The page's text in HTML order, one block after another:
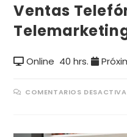
Ventas
Online 40 hrs.
COMENTARIOS